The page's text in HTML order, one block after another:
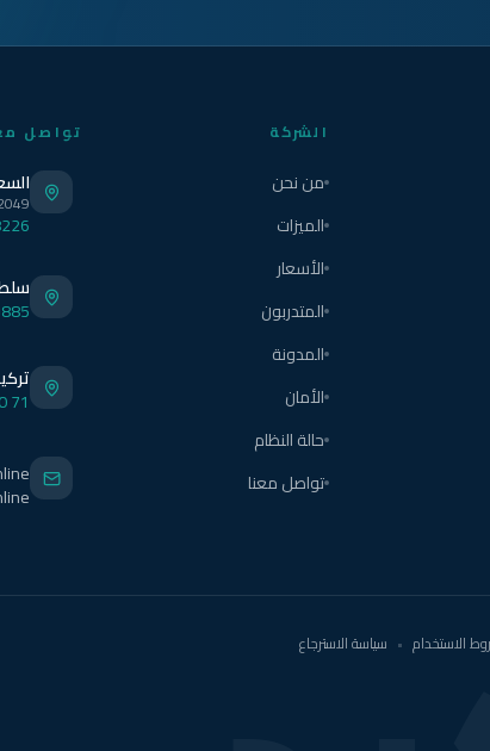
الشركة
من نحن
الميزات
الأسعار
المتدربون
المدونة
الأمان
حالة النظام
تواصل معنا
تواصل
2049 الأمير سلطان، 6723،
71
الاستخدام • سياسة الاسترجاع